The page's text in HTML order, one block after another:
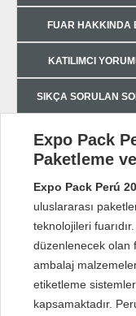
FUAR HAKKINDA
KATILIMCI
SIKÇA SORULAN
Expo Pack
Paketleme
Expo Pack Perú
uluslararası
teknolojileri
düzenlenecek olan
ambalaj
etiketleme
kapsamaktadır.